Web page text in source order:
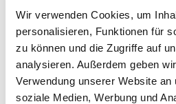
Wir verwenden Cookies, um
personalisieren, Funktionen für
zu können und die Zugriffe auf
analysieren. Außerdem geben
Verwendung unserer Website
soziale Medien, Werbung und
Dies könnte